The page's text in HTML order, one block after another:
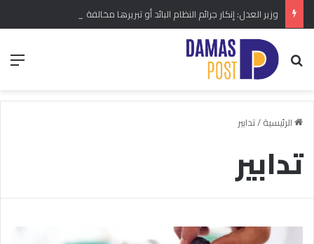
بحث عن
الرئيسية/تدابير
تدابير